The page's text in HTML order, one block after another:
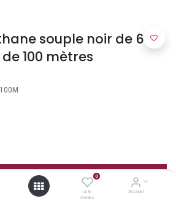
0
Liste
d'envies
Account
souple noir de 6 x 4
100 mètres
Ajouter au panier